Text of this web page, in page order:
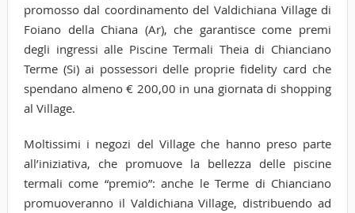
promosso dal coordinamento del Valdichiana Village di
Foiano della Chiana (Ar), che garantisce come premi
degli ingressi alle Piscine Termali Theia di Chianciano
Terme (Si) ai possessori delle proprie fidelity card che
spendano almeno € 200,00 in una giornata di shopping
al Village.
Moltissimi i negozi del Village che hanno preso parte
all’iniziativa, che promuove la bellezza delle piscine
termali come “premio”: anche le Terme di Chianciano
promuoveranno il Valdichiana Village, distribuendo ad